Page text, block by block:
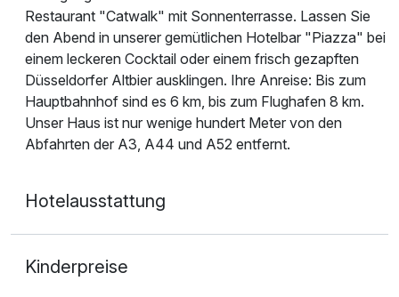
Restaurant "Catwalk" mit Sonnenterrasse. Lassen Sie
den Abend in unserer gemütlichen Hotelbar "Piazza" bei
einem leckeren Cocktail oder einem frisch gezapften
Düsseldorfer Altbier ausklingen. Ihre Anreise: Bis zum
Hauptbahnhof sind es 6 km, bis zum Flughafen 8 km.
Unser Haus ist nur wenige hundert Meter von den
Abfahrten der A3, A44 und A52 entfernt.
Hotelausstattung
Kinderpreise